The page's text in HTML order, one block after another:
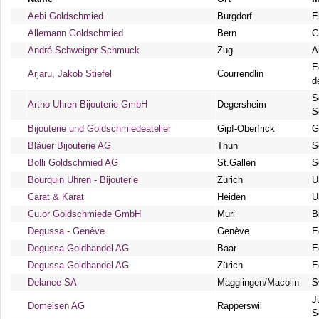
Aebi Goldschmied
Burgdorf
Allemann Goldschmied
Bern
André Schweiger Schmuck
Zug
Arjaru, Jakob Stiefel Courrendlin
Artho Uhren Bijouterie GmbH Degersheim
Bijouterie und Goldschmiedeatelier
Gipf-Oberfrick
Bläuer Bijouterie AG
Thun
Bolli Goldschmied AG
St.Gallen
Bourquin Uhren - Bijouterie
Zürich
Carat & Karat
Heiden
Cu.or Goldschmiede GmbH
Muri
Degussa - Genève
Genève
Degussa Goldhandel AG
Baar
Degussa Goldhandel AG
Zürich
Delance SA
Magglingen/Macolin
Domeisen AG Rapperswil